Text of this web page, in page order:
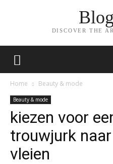
DISCOVER THE
Home Beauty & mode
Beauty & mode
kiezen voor
trouwjurk
vleien